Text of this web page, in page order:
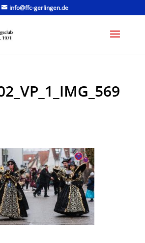
info@ffc-gerlingen.de